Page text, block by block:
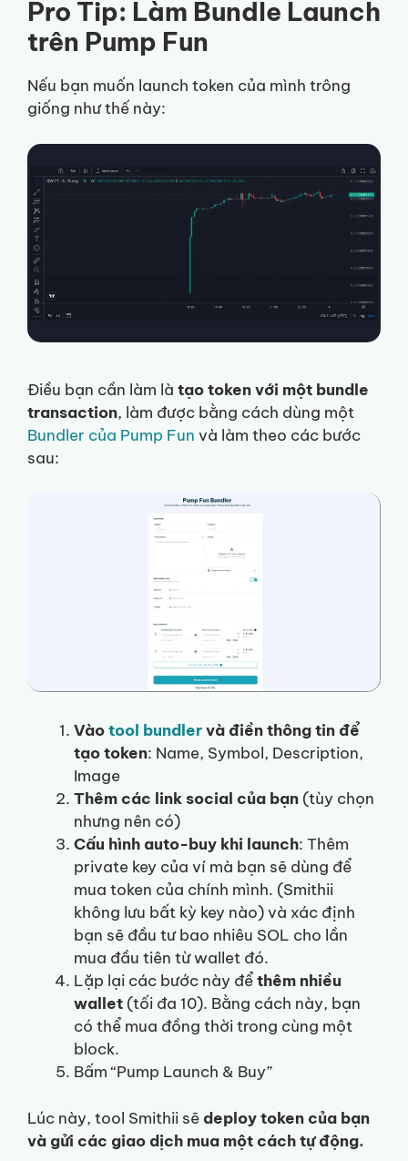
Pro Tip: Làm Bundle Launch
trên Pump Fun
Nếu bạn muốn launch token của mình trông
giống như thế này:
Điều bạn cần làm là tạo token với một bundle
transaction, làm được bằng cách dùng một
Bundler của Pump Fun và làm theo các bước
sau:
Vàotool bundlervà điền thông tin để
tạo token: Name, Symbol, Description,
Image
Thêm các link social của bạn (tùy chọn
nhưng nên có)
Cấu hình auto-buy khi launch: Thêm
private key của ví mà bạn sẽ dùng để
mua token của chính mình. (Smithii
không lưu bất kỳ key nào) và xác định
bạn sẽ đầu tư bao nhiêu SOL cho lần
mua đầu tiên từ wallet đó.
Lặp lại các bước này đểthêm nhiều
wallet (tối đa 10). Bằng cách này, bạn
có thể mua đồng thời trong cùng một
block.
Bấm “Pump Launch & Buy”
Lúc này, tool Smithii sẽ deploy token của bạn
và gửi các giao dịch mua một cách tự động.